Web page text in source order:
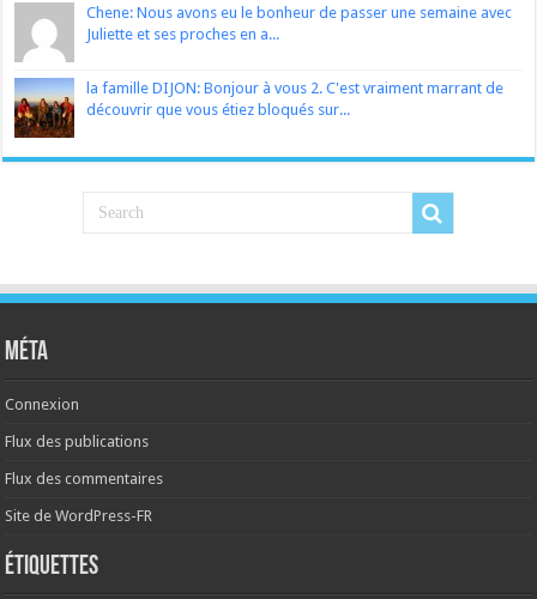
Chene: Nous avons eu le bonheur de passer une semaine avec
Juliette et ses proches en a...
la famille DIJON: Bonjour à vous 2. C'est vraiment marrant de
découvrir que vous étiez bloqués sur...
Méta
Connexion
Flux des publications
Flux des commentaires
Site de WordPress-FR
Étiquettes